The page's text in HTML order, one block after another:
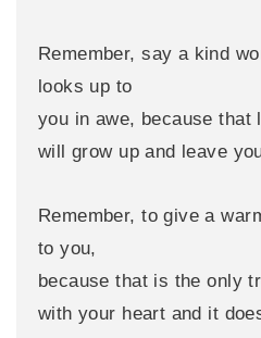
Remember, say a kind
looks up to
you in awe, because that
will grow up and leave
Remember, to give a
to you,
because that is the only
with your heart and it